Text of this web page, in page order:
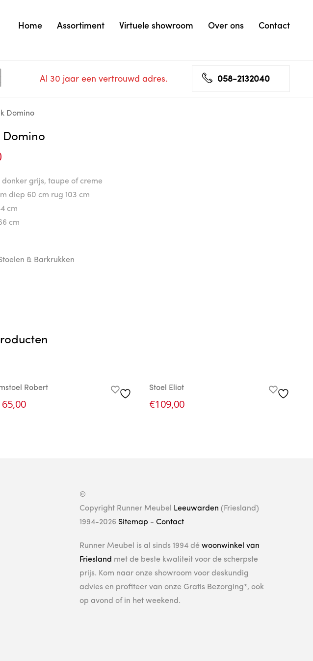
Home Assortiment Virtuele showroom Over ons Contact
Al 30 jaar een vertrouwd adres. 058-2132040
Domino
Domino
donker grijs, taupe of creme
diep 60 cm rug 103 cm
cm
cm
& Barkrukken
Robert Stoel Eliot
€109,00
©
Copyright Runner Meubel
Leeuwarden (Friesland)
1994-2026 Sitemap - Contact
Runner Meubel is al sinds 1994 dé woonwinkel van
Friesland met de beste kwaliteit voor de scherpste
prijs. Kom naar onze showroom voor deskundig
advies en profiteer van onze Gratis Bezorging*, ook
op avond of in het weekend.